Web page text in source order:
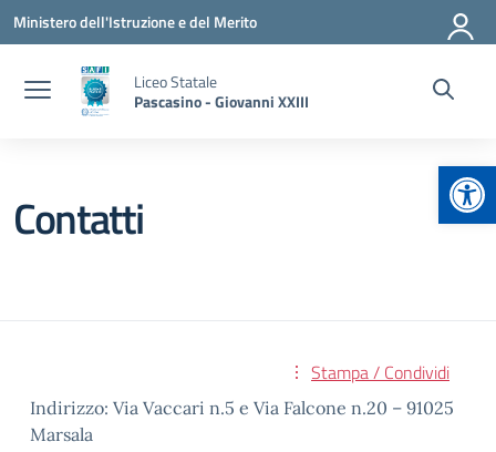
Vai ai contenuti
Vai al menu di navigazione
Vai al footer
Ministero dell'Istruzione e del Merito
Liceo Statale
Pascasino - Giovanni XXIII
Contatti
Stampa / Condividi
Indirizzo: Via Vaccari n.5 e Via Falcone n.20 – 91025
Marsala